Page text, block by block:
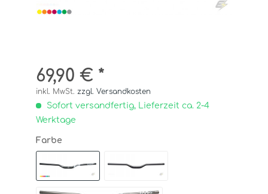
69,90 € *
inkl. MwSt. zzgl. Versandkosten
Sofort versandfertig, Lieferzeit ca. 2-4
Werktage
Farbe